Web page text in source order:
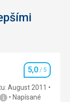
Hodnotenie
5,0 / 5
August 2011
Napísané